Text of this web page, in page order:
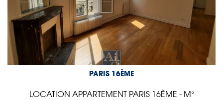
PARIS 16ÈME
LOCATION APPARTEMENT PARIS 16ÈME - M°